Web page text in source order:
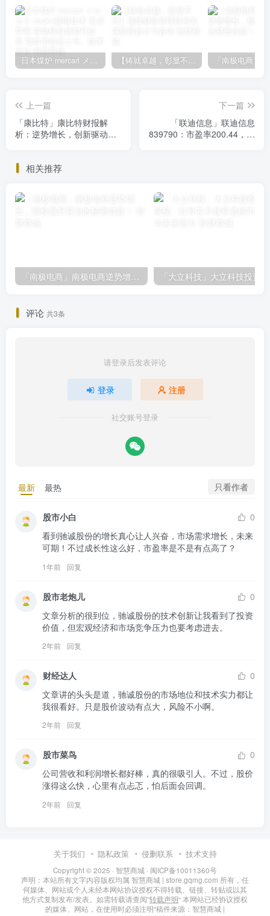
日本煤炉 mercari メルカリ cookie提取技术 安卓 苹果 雷电模拟器都可提取,指纹浏览器上号。技术支持 【铸就卓越，彰显不凡】顶级财富管理机构专属官网设计与咨询
上一篇
「康比特」康比特财报解
析：逆势增长，创新驱动下
下一篇
「联迪信息」联迪信息
839790：市盈率200.44，股
相关推荐
「南极电商」南极电商逆势增长，股价飙升背后的秘密武器！
评论 共3条
请登录后发表评论
登录 注册
社交账号登录
最新 最热 只看作者
股市小白
0
看到驰诚股份的增长真心让人兴奋，市场需求增长，未来
可期！不过成长性这么好，市盈率是不是有点高了？
1年前 回复
股市老炮儿
0
文章分析的很到位，驰诚股份的技术创新让我看到了投资
价值，但宏观经济和市场竞争压力也要考虑进去。
2年前 回复
财经达人
0
文章讲的头头是道，驰诚股份的市场地位和技术实力都让
我很看好。只是股价波动有点大，风险不小啊。
2年前 回复
股市菜鸟
0
公司营收和利润增长都好棒，真的很吸引人。不过，股价
涨得这么快，心里有点忐忑，怕后面会回调。
2年前 回复
关于我们 隐私政策 侵删联系 技术支持
Copyright © 2025 · 智慧商城 · 闽ICP备10011360号
声明：本站所有文字内容版权均属 智慧商城 | store.gqmg.com 所有，任
何媒体、网站或个人未经本网站协议授权不得转载、链接、转贴或以其
他方式复制发布/发表。如需转载请查阅”转载声明“ 本网站已经协议授权
的媒体、网站，在使用时必须注明"稿件来源：智慧商城 |